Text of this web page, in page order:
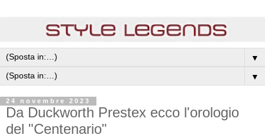
▼
▼
24 novembre 2023
Da Duckworth Prestex ecco l'orologio
del "Centenario"